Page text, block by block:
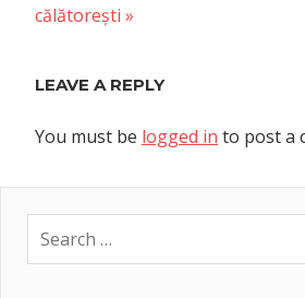
Post:
călătorești
LEAVE A REPLY
You must be logged in to post a